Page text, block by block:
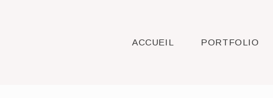
ACCUEIL PORTFOLIO